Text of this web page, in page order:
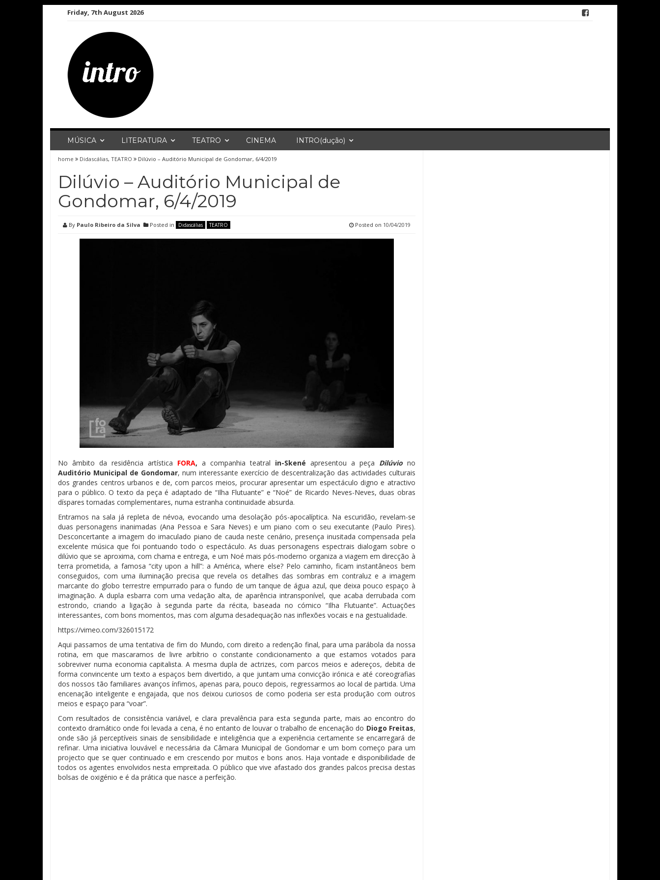
Friday, 7th August 2026
MÚSICA LITERATURA TEATRO CINEMA INTRO(dução)
home Didascálias, TEATRO Dilúvio – Auditório Municipal de Gondomar, 6/4/2019
Dilúvio – Auditório Municipal de
Gondomar, 6/4/2019
By Paulo Ribeiro da Silva Posted in Didascálias TEATRO Posted on 10/04/2019
No âmbito da residência artística FORA, a companhia teatral in-Skené apresentou a peça Dilúvio no
Auditório Municipal de Gondomar, num interessante exercício de descentralização das actividades culturais
dos grandes centros urbanos e de, com parcos meios, procurar apresentar um espectáculo digno e atractivo
para o público. O texto da peça é adaptado de “Ilha Flutuante” e “Noé” de Ricardo Neves-Neves, duas obras
díspares tornadas complementares, numa estranha continuidade absurda.
Entramos na sala já repleta de névoa, evocando uma desolação pós-apocalíptica. Na escuridão, revelam-se
duas personagens inanimadas (Ana Pessoa e Sara Neves) e um piano com o seu executante (Paulo Pires).
Desconcertante a imagem do imaculado piano de cauda neste cenário, presença inusitada compensada pela
excelente música que foi pontuando todo o espectáculo. As duas personagens espectrais dialogam sobre o
dilúvio que se aproxima, com chama e entrega, e um Noé mais pós-moderno organiza a viagem em direcção à
terra prometida, a famosa “city upon a hill”: a América, where else? Pelo caminho, ficam instantâneos bem
conseguidos, com uma iluminação precisa que revela os detalhes das sombras em contraluz e a imagem
marcante do globo terrestre empurrado para o fundo de um tanque de água azul, que deixa pouco espaço à
imaginação. A dupla esbarra com uma vedação alta, de aparência intransponível, que acaba derrubada com
estrondo, criando a ligação à segunda parte da récita, baseada no cómico “Ilha Flutuante”. Actuações
interessantes, com bons momentos, mas com alguma desadequação nas inflexões vocais e na gestualidade.
https://vimeo.com/326015172
Aqui passamos de uma tentativa de fim do Mundo, com direito a redenção final, para uma parábola da nossa
rotina, em que mascaramos de livre arbítrio o constante condicionamento a que estamos votados para
sobreviver numa economia capitalista. A mesma dupla de actrizes, com parcos meios e adereços, debita de
forma convincente um texto a espaços bem divertido, a que juntam uma convicção irónica e até coreografias
dos nossos tão familiares avanços ínfimos, apenas para, pouco depois, regressarmos ao local de partida. Uma
encenação inteligente e engajada, que nos deixou curiosos de como poderia ser esta produção com outros
meios e espaço para “voar”.
Com resultados de consistência variável, e clara prevalência para esta segunda parte, mais ao encontro do
contexto dramático onde foi levada a cena, é no entanto de louvar o trabalho de encenação do Diogo Freitas,
onde são já perceptíveis sinais de sensibilidade e inteligência que a experiência certamente se encarregará de
refinar. Uma iniciativa louvável e necessária da Câmara Municipal de Gondomar e um bom começo para um
projecto que se quer continuado e em crescendo por muitos e bons anos. Haja vontade e disponibilidade de
todos os agentes envolvidos nesta empreitada. O público que vive afastado dos grandes palcos precisa destas
bolsas de oxigénio e é da prática que nasce a perfeição.